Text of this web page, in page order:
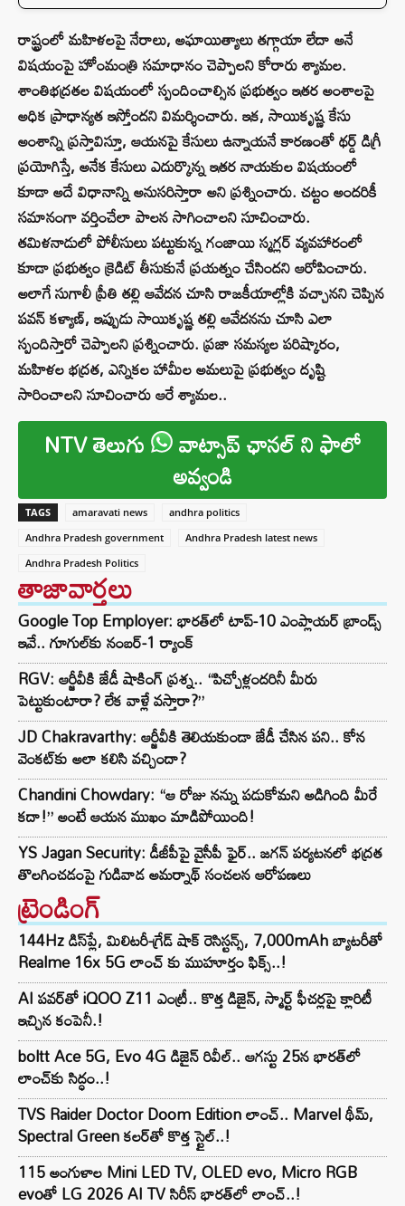
రాష్ట్రంలో మహిళలపై నేరాలు, అఘాయిత్యాలు తగ్గాయా లేదా అనే
విషయంపై హోంమంత్రి సమాధానం చెప్పాలని కోరారు శ్యామల.
శాంతిభద్రతల విషయంలో స్పందించాల్సిన ప్రభుత్వం ఇతర అంశాలపై
అధిక ప్రాధాన్యత ఇస్తోందని విమర్శించారు. ఇక, సాయికృష్ణ కేసు
అంశాన్ని ప్రస్తావిస్తూ, ఆయనపై కేసులు ఉన్నాయనే కారణంతో థర్డ్ డిగ్రీ
ప్రయోగిస్తే, అనేక కేసులు ఎదుర్కొన్న ఇతర నాయకుల విషయంలో
కూడా అదే విధానాన్ని అనుసరిస్తారా అని ప్రశ్నించారు. చట్టం అందరికీ
సమానంగా వర్తించేలా పాలన సాగించాలని సూచించారు.
తమిళనాడులో పోలీసులు పట్టుకున్న గంజాయి స్మగ్లర్ వ్యవహారంలో
కూడా ప్రభుత్వం క్రెడిట్ తీసుకునే ప్రయత్నం చేసిందని ఆరోపించారు.
అలాగే సుగాలీ ప్రీతి తల్లి ఆవేదన చూసి రాజకీయాల్లోకి వచ్చానని చెప్పిన
పవన్ కళ్యాణ్, ఇప్పుడు సాయికృష్ణ తల్లి ఆవేదనను చూసి ఎలా
స్పందిస్తారో చెప్పాలని ప్రశ్నించారు. ప్రజా సమస్యల పరిష్కారం,
మహిళల భద్రత, ఎన్నికల హామీల అమలుపై ప్రభుత్వం దృష్టి
సారించాలని సూచించారు ఆరే శ్యామల..
NTV తెలుగు వాట్సాప్ ఛానల్ ని ఫాలో
అవ్వండి
TAGS amaravati news
andhra politics
Andhra Pradesh government
Andhra Pradesh latest news
Andhra Pradesh Politics
తాజావార్తలు
Google Top Employer: భారత్‌లో టాప్-10 ఎంప్లాయర్ బ్రాండ్స్
ఇవే.. గూగుల్‌కు నంబర్-1 ర్యాంక్
RGV: ఆర్జీవీకి జేడీ షాకింగ్ ప్రశ్న.. “పిచ్చోళ్లందరినీ మీరు
పెట్టుకుంటారా? లేక వాళ్లే వస్తారా?”
JD Chakravarthy: ఆర్జీవీకి తెలియకుండా జేడీ చేసిన పని.. కోన
వెంకట్‌కు అలా కలిసి వచ్చిందా?
Chandini Chowdary: “ఆ రోజు నన్ను పడుకోమని అడిగింది మీరే
కదా!” అంటే ఆయన ముఖం మాడిపోయింది!
YS Jagan Security: డీజీపీపై వైసీపీ ఫైర్.. జగన్ పర్యటనలో భద్రత
తొలగించడంపై గుడివాడ అమర్నాథ్ సంచలన ఆరోపణలు
ట్రెండింగ్‌
144Hz డిస్‌ప్లే, మిలిటరీ-గ్రేడ్ షాక్ రెసిస్టన్స్, 7,000mAh బ్యాటరీతో
Realme 16x 5G లాంచ్ కు ముహూర్తం ఫిక్స్..!
AI పవర్‌తో iQOO Z11 ఎంట్రీ.. కొత్త డిజైన్, స్మార్ట్ ఫీచర్లపై క్లారిటీ
ఇచ్చిన కంపెనీ.!
boltt Ace 5G, Evo 4G డిజైన్ రివీల్.. ఆగస్టు 25న భారత్‌లో
లాంచ్‌కు సిద్ధం..!
TVS Raider Doctor Doom Edition లాంచ్.. Marvel థీమ్,
Spectral Green కలర్‌తో కొత్త స్టైల్..!
115 అంగుళాల Mini LED TV, OLED evo, Micro RGB
evoతో LG 2026 AI TV సిరీస్ భారత్‌లో లాంచ్..!